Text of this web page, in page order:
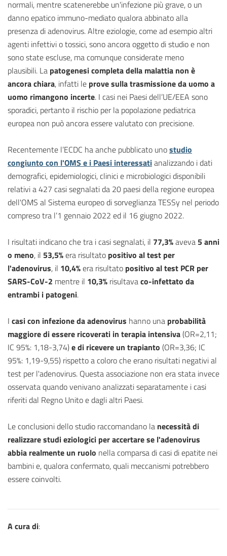
normali, mentre scatenerebbe un'infezione più grave, o un
danno epatico immuno-mediato qualora abbinato alla
presenza di adenovirus. Altre eziologie, come ad esempio altri
agenti infettivi o tossici, sono ancora oggetto di studio e non
sono state escluse, ma comunque considerate meno
plausibili. La patogenesi completa della malattia non è
ancora chiara, infatti le prove sulla trasmissione da uomo a
uomo rimangono incerte. I casi nei Paesi dell’UE/EEA sono
sporadici, pertanto il rischio per la popolazione pediatrica
europea non può ancora essere valutato con precisione.
Recentemente l’ECDC ha anche pubblicato unostudio
congiunto con l'OMS e i Paesi interessatianalizzando i dati
demografici, epidemiologici, clinici e microbiologici disponibili
relativi a 427 casi segnalati da 20 paesi della regione europea
dell'OMS al Sistema europeo di sorveglianza TESSy nel periodo
compreso tra l’1 gennaio 2022 ed il 16 giugno 2022.
I risultati indicano che tra i casi segnalati, il 77,3%aveva 5 anni
o meno, il 53,5%era risultato positivo al test per
l'adenovirus, il 10,4%era risultato positivo al test PCR per
SARS-CoV-2 mentre il 10,3% risultavaco-infettato da
entrambi i patogeni.
I casi con infezione da adenovirus hanno una probabilità
maggiore di essere ricoverati in terapia intensiva(OR=2,11;
IC 95%: 1,18-3,74)e di ricevere un trapianto (OR=3,36; IC
95%: 1,19-9,55) rispetto a coloro che erano risultati negativi al
test per l'adenovirus. Questa associazione non era stata invece
osservata quando venivano analizzati separatamente i casi
riferiti dal Regno Unito e dagli altri Paesi.
Le conclusioni dello studio raccomandano la necessità di
realizzare studi eziologici per accertare se l'adenovirus
abbia realmente un ruolo nella comparsa di casi di epatite nei
bambini e, qualora confermato, quali meccanismi potrebbero
essere coinvolti.
A cura di: